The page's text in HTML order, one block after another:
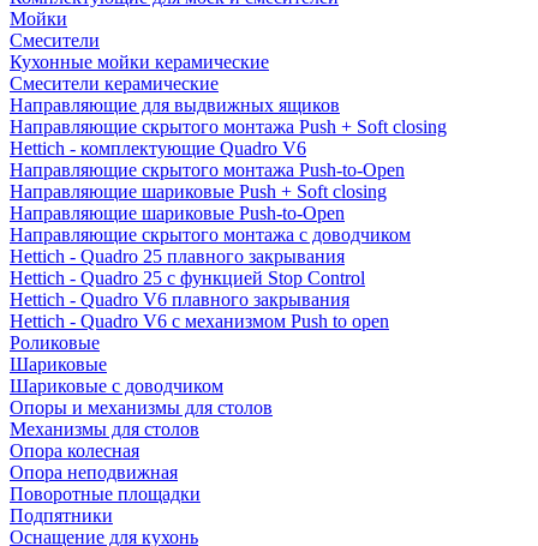
Мойки
Смесители
Кухонные мойки керамические
Смесители керамические
Направляющие для выдвижных ящиков
Направляющие скрытого монтажа Push + Soft closing
Hettich - комплектующие Quadro V6
Направляющие скрытого монтажа Push-to-Open
Направляющие шариковые Push + Soft closing
Направляющие шариковые Push-to-Open
Направляющие скрытого монтажа с доводчиком
Hettich - Quadro 25 плавного закрывания
Hettich - Quadro 25 с функцией Stop Control
Hettich - Quadro V6 плавного закрывания
Hettich - Quadro V6 с механизмом Push to open
Роликовые
Шариковые
Шариковые с доводчиком
Опоры и механизмы для столов
Механизмы для столов
Опора колесная
Опора неподвижная
Поворотные площадки
Подпятники
Оснащение для кухонь